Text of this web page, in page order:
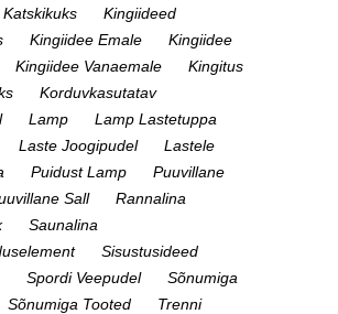
Kingiideed
Kingiidee Emale
Kingiidee
Kingiidee Vanaemale
Kingitus
Korduvkasutatav
Lamp
Lamp Lastetuppa
Laste Joogipudel
Lastele
Puidust Lamp
Puuvillane
Sall
Rannalina
Saunalina
Sisustusideed
Spordi Veepudel
Sõnumiga
Sõnumiga Tooted
Trenni